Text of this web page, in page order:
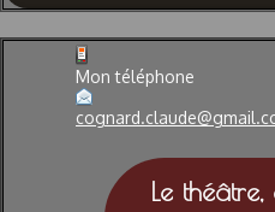
Mon téléphone
Le